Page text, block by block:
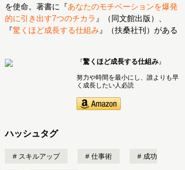
を使命。著書に『あなたのモチベーションを爆発
的に引き出す7つのチカラ 』（同文館出版）、
『驚くほど成長する仕組み 』（扶桑社刊）がある
『驚くほど成長する仕組み』
努力や時間を最小にし、誰よりも早
く成長したい人必読
ハッシュタグ
スキルアップ 仕事術 成功